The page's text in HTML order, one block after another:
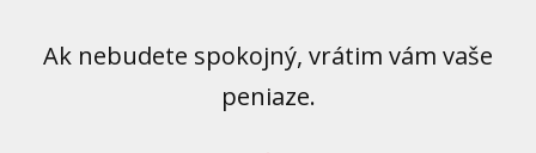
Ak nebudete spokojný, vrátim vám vaše
peniaze.